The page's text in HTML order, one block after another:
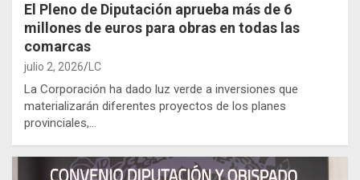
El Pleno de Diputación aprueba más de 6
millones de euros para obras en todas las
comarcas
julio 2, 2026 LC
La Corporación ha dado luz verde a inversiones que
materializarán diferentes proyectos de los planes
provinciales,…